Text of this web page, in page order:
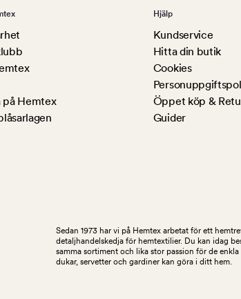
på Hemtex
Hjälp
Kundservice
Hitta din butik
Cookies
Öppet köp &
Guider
Sedan 1973 har vi på Hemtex arbetat för ett
detaljhandelskedja för hemtextilier. Du kan idag
samma sortiment och lika stor passion för de
dukar, servetter och gardiner kan göra i ditt hem.